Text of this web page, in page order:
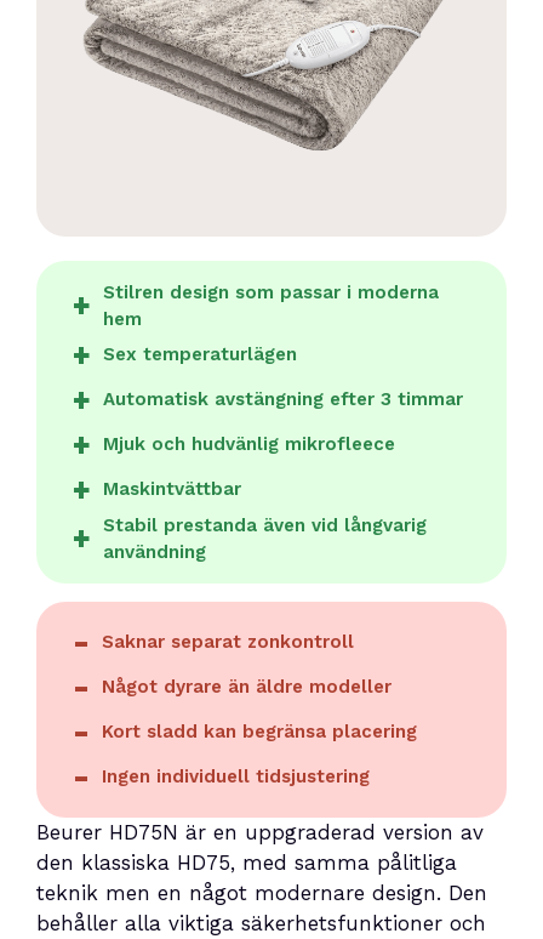
Stilren design som passar i moderna
hem
Sex temperaturlägen
Automatisk avstängning efter 3 timmar
Mjuk och hudvänlig mikrofleece
Maskintvättbar
Stabil prestanda även vid långvarig
användning
Saknar separat zonkontroll
Något dyrare än äldre modeller
Kort sladd kan begränsa placering
Ingen individuell tidsjustering
Beurer HD75N är en uppgraderad version av
den klassiska HD75, med samma pålitliga
teknik men en något modernare design. Den
behåller alla viktiga säkerhetsfunktioner och